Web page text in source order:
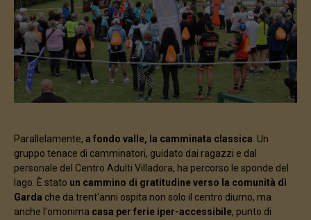
Parallelamente, a fondo valle, la camminata classica. Un
gruppo tenace di camminatori, guidato dai ragazzi e dal
personale del Centro Adulti Villadora, ha percorso le sponde del
lago. È stato un cammino di gratitudine verso la comunità di
Garda che da trent'anni ospita non solo il centro diurno, ma
anche l'omonima casa per ferie iper-accessibile, punto di